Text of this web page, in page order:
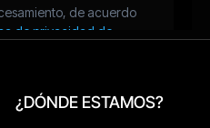
¿DÓNDE ESTAMOS?